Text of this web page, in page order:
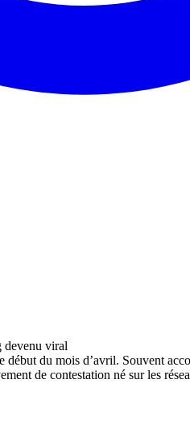
début du mois d’avril. Souvent
de contestation né sur les